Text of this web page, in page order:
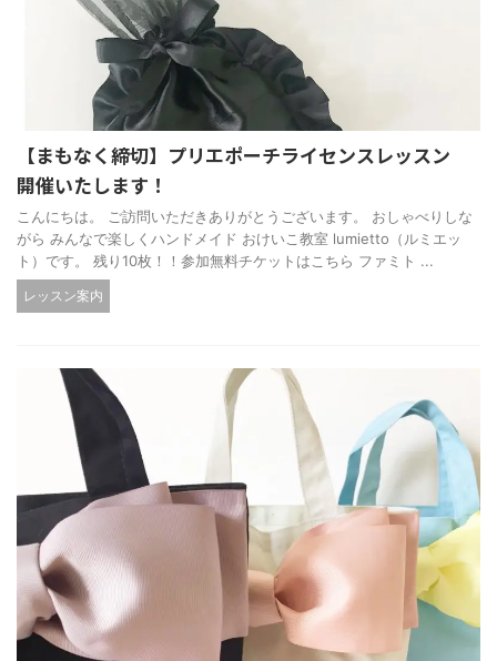
【まもなく締切】プリエポーチライセンスレッスン
開催いたします！
こんにちは。 ご訪問いただきありがとうございます。 おしゃべりしな
がら みんなで楽しくハンドメイド おけいこ教室 lumietto（ルミエッ
ト）です。 残り10枚！！参加無料チケットはこちら ファミト ...
レッスン案内